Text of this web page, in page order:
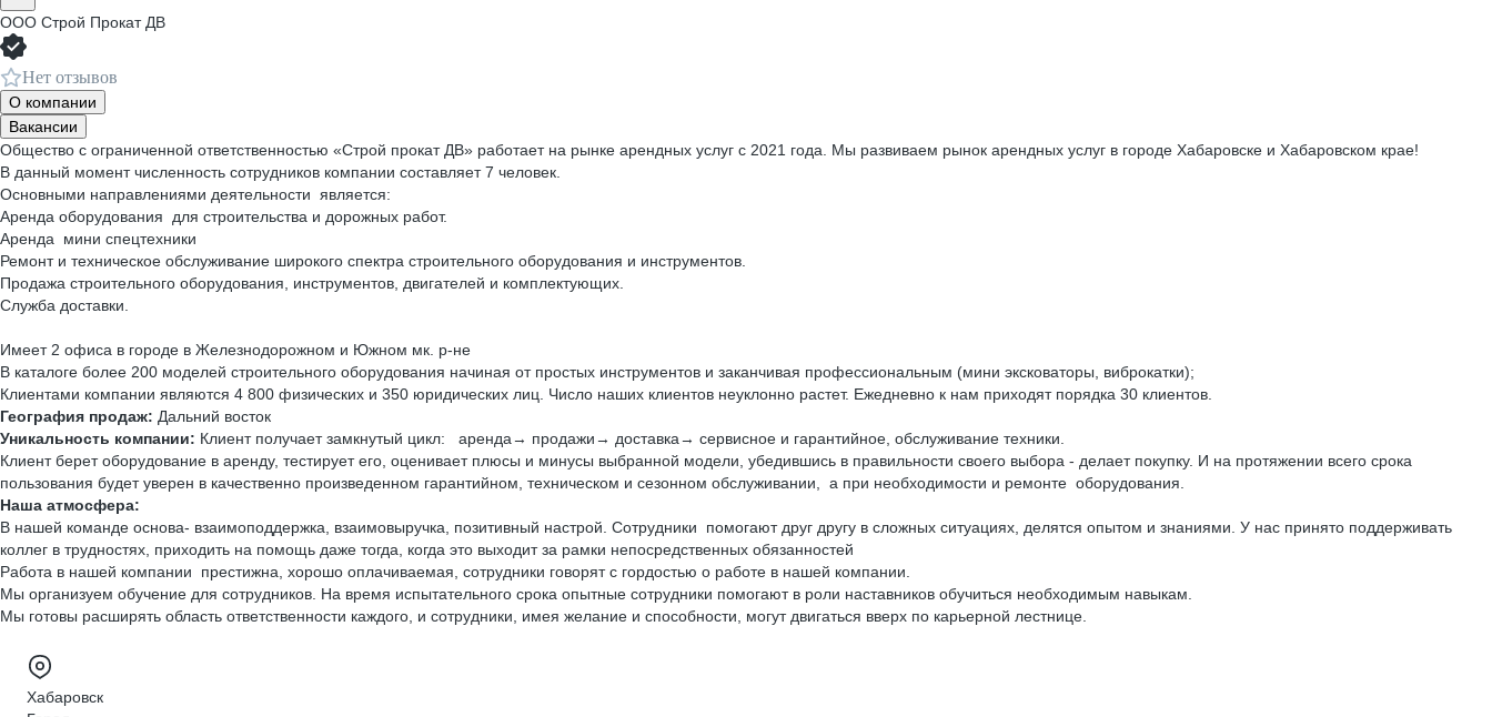
ООО Строй Прокат ДВ
Нет отзывов
О компании
Вакансии
Общество с ограниченной ответственностью «Строй прокат ДВ» работает на рынке арендных услуг с 2021 года. Мы развиваем рынок арендных услуг в городе Хабаровске и Хабаровском крае!
В данный момент численность сотрудников компании составляет 7 человек.
Основными направлениями деятельности является:
Аренда оборудования для строительства и дорожных работ.
Аренда мини спецтехники
Ремонт и техническое обслуживание широкого спектра строительного оборудования и инструментов.
Продажа строительного оборудования, инструментов, двигателей и комплектующих.
Служба доставки.
Имеет 2 офиса в городе в Железнодорожном и Южном мк. р-не
В каталоге более 200 моделей строительного оборудования начиная от простых инструментов и заканчивая профессиональным (мини эксковаторы, виброкатки);
Клиентами компании являются 4 800 физических и 350 юридических лиц. Число наших клиентов неуклонно растет. Ежедневно к нам приходят порядка 30 клиентов.
География продаж: Дальний восток
Уникальность компании: Клиент получает замкнутый цикл: аренда→ продажи→ доставка→ сервисное и гарантийное, обслуживание техники.
Клиент берет оборудование в аренду, тестирует его, оценивает плюсы и минусы выбранной модели, убедившись в правильности своего выбора - делает покупку. И на протяжении всего срока
пользования будет уверен в качественно произведенном гарантийном, техническом и сезонном обслуживании, а при необходимости и ремонте оборудования.
Наша атмосфера:
В нашей команде основа- взаимоподдержка, взаимовыручка, позитивный настрой. Сотрудники помогают друг другу в сложных ситуациях, делятся опытом и знаниями. У нас принято поддерживать
коллег в трудностях, приходить на помощь даже тогда, когда это выходит за рамки непосредственных обязанностей
Работа в нашей компании престижна, хорошо оплачиваемая, сотрудники говорят с гордостью о работе в нашей компании.
Мы организуем обучение для сотрудников. На время испытательного срока опытные сотрудники помогают в роли наставников обучиться необходимым навыкам.
Мы готовы расширять область ответственности каждого, и сотрудники, имея желание и способности, могут двигаться вверх по карьерной лестнице.
Хабаровск